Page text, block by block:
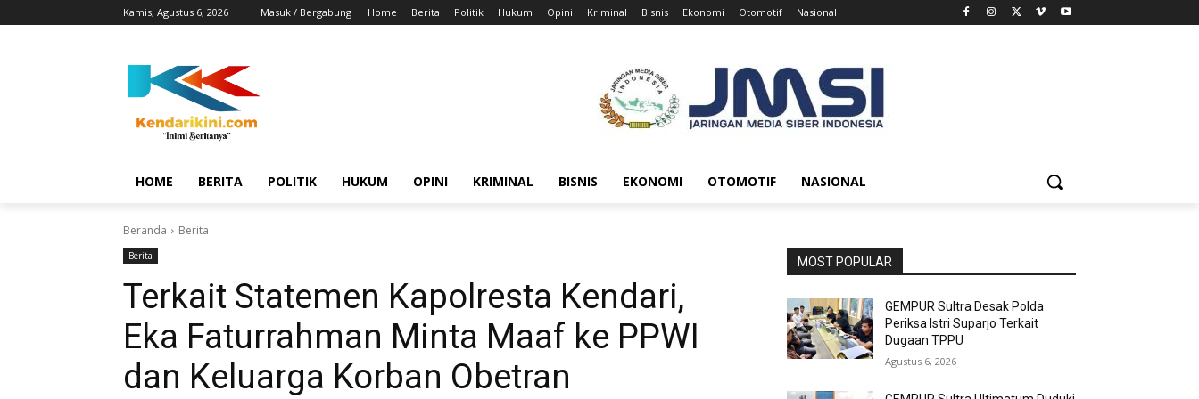
Kamis, Agustus 6, 2026 Masuk / Bergabung Home Berita Politik Hukum Opini Kriminal Bisnis Ekonomi Otomotif Nasional
HOME BERITA POLITIK HUKUM OPINI KRIMINAL BISNIS EKONOMI OTOMOTIF NASIONAL
Beranda Berita
Berita
Terkait Statemen Kapolresta Kendari,
Eka Faturrahman Minta Maaf ke PPWI
dan Keluarga Korban Obetran
MOST POPULAR
GEMPUR Sultra Desak Polda
Periksa Istri Suparjo Terkait
Dugaan TPPU
Agustus 6, 2026